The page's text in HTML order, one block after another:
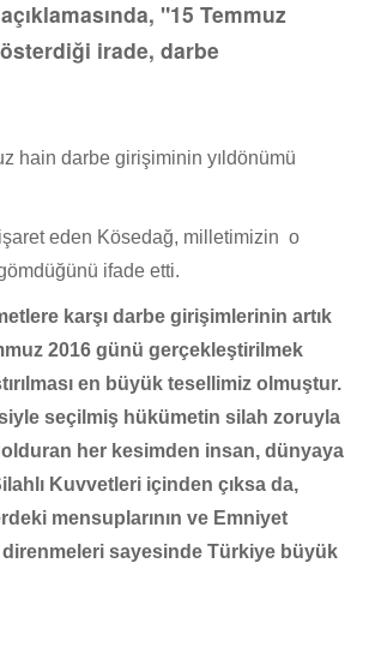
"15 Temmuz
irade, darbe
hain darbe girişiminin yıldönümü
eden Kösedağ, milletimizin o
ifade etti.
karşı darbe girişimlerinin artık
2016 günü gerçekleştirilmek
en büyük tesellimiz olmuştur.
seçilmiş hükümetin silah zoruyla
her kesimden insan, dünyaya
Kuvvetleri içinden çıksa da,
mensuplarının ve Emniyet
sayesinde Türkiye büyük